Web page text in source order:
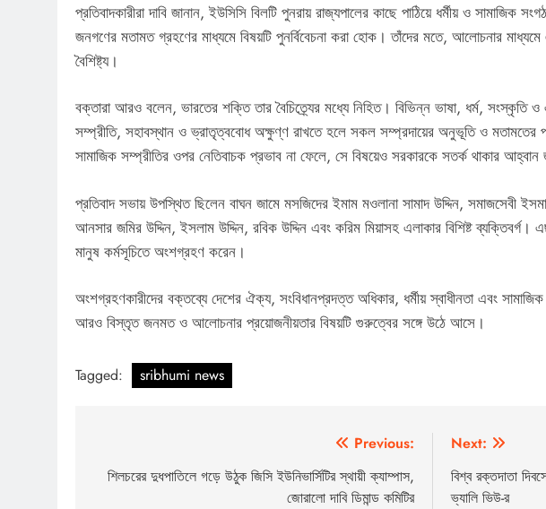
প্রতিবাদকারীরা দাবি জানান, ইউসিসি বিলটি পুনরায় রাজ্যপালের কাছে পাঠিয়ে ধর্মীয় ও সামাজিক
জনগণের মতামত গ্রহণের মাধ্যমে বিষয়টি পুনর্বিবেচনা করা হোক। তাঁদের মতে, আলোচনার
বৈশিষ্ট্য।
বক্তারা আরও বলেন, ভারতের শক্তি তার বৈচিত্র্যের মধ্যে নিহিত। বিভিন্ন ভাষা, ধর্ম, সংস্কৃতি
সম্প্রীতি, সহাবস্থান ও ভ্রাতৃত্ববোধ অক্ষুণ্ণ রাখতে হলে সকল সম্প্রদায়ের অনুভূতি ও
সামাজিক সম্প্রীতির ওপর নেতিবাচক প্রভাব না ফেলে, সে বিষয়েও সরকারকে সতর্ক থাকার আহ্বান
প্রতিবাদ সভায় উপস্থিত ছিলেন বাঘন জামে মসজিদের ইমাম মওলানা সামাদ উদ্দিন, সমাজসেবী
আনসার জমির উদ্দিন, ইসলাম উদ্দিন, রবিক উদ্দিন এবং করিম মিয়াসহ এলাকার বিশিষ্ট
মানুষ কর্মসূচিতে অংশগ্রহণ করেন।
অংশগ্রহণকারীদের বক্তব্যে দেশের ঐক্য, সংবিধানপ্রদত্ত অধিকার, ধর্মীয় স্বাধীনতা এবং সামাজিক
আরও বিস্তৃত জনমত ও আলোচনার প্রয়োজনীয়তার বিষয়টি গুরুত্বের সঙ্গে উঠে আসে।
Tagged: sribhumi news
navigation
Previous:
শিলচরের দুধপাতিলে গড়ে উঠুক জিসি ইউনিভার্সিটির স্থায়ী ক্যাম্পাস,
জোরালো দাবি ডিমান্ড কমিটির
Next:
বিশ্ব রক্তদাতা
ভ্যালি ভিউ-র